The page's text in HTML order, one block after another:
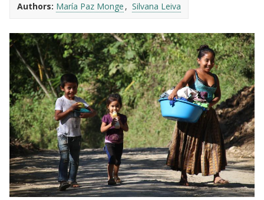
Authors: María Paz Monge Silvana Leiva